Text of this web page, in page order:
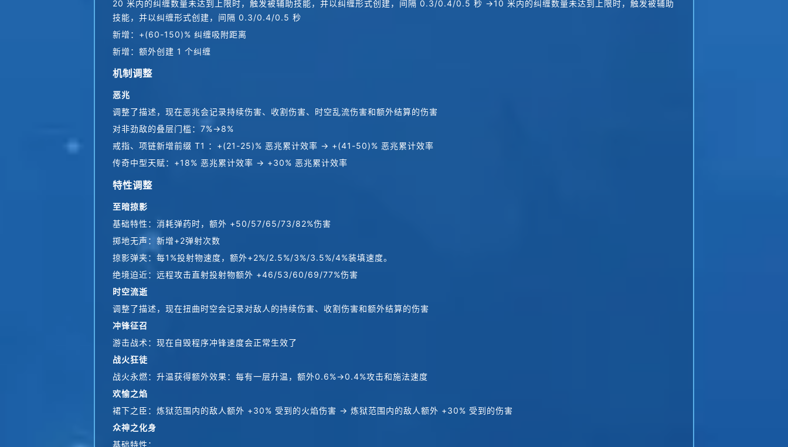
20 米内的纠缠数量未达到上限时，触发被辅助技能，并以纠缠形式创建，间隔 0.3/0.4/0.5 秒 →10 米内的纠缠数量未达到上限时，触发被辅助
技能，并以纠缠形式创建，间隔 0.3/0.4/0.5 秒
新增：+(60-150)% 纠缠吸附距离
新增：额外创建 1 个纠缠
机制调整
恶兆
调整了描述，现在恶兆会记录持续伤害、收割伤害、时空乱流伤害和额外结算的伤害
对非劲敌的叠层门槛：7%→8%
戒指、项链新增前缀 T1 ：+(21-25)% 恶兆累计效率 → +(41-50)% 恶兆累计效率
传奇中型天赋：+18% 恶兆累计效率 → +30% 恶兆累计效率
特性调整
至暗掠影
基础特性：消耗弹药时，额外 +50/57/65/73/82%伤害
掷地无声：新增+2弹射次数
掠影弹夹：每1%投射物速度，额外+2%/2.5%/3%/3.5%/4%装填速度。
绝境迫近：远程攻击直射投射物额外 +46/53/60/69/77%伤害
时空流逝
调整了描述，现在扭曲时空会记录对敌人的持续伤害、收割伤害和额外结算的伤害
冲锋征召
游击战术：现在自毁程序冲锋速度会正常生效了
战火狂徒
战火永燃：升温获得额外效果：每有一层升温，额外0.6%→0.4%攻击和施法速度
欢愉之焰
裙下之臣：炼狱范围内的敌人额外 +30% 受到的火焰伤害 → 炼狱范围内的敌人额外 +30% 受到的伤害
众神之化身
基础特性：